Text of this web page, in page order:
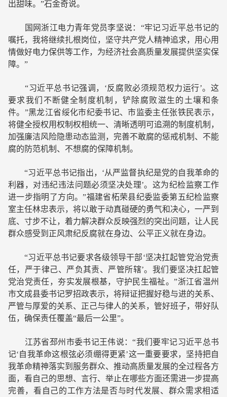
出甜味。”石金奇说。
国网浙江电力青年党员李坚说：“牢记习近平总书记的
嘱托，我将继续扎根岗位，坚守共产党人精神追求，用心用
情做好电力保供等工作，为经济社会高质量发展提供坚实保
障。”
“习近平总书记强调，‘反腐败必须规范权力运行’。这
要求我们不断健全制度机制，铲除腐败滋生的土壤和条
件。”黑龙江省绥化市纪委书记、市监委主任张铁民表示，
将健全授权用权制权相统一、清晰透明可追溯的制度机制，
加强廉洁风险隐患动态监测，完善不敢腐的惩戒机制、不能
腐的防范机制、不想腐的保障机制。
“习近平总书记指出，‘从严监督执纪是党的自我革命的
利器，对违纪违法问题必须坚决处理’。这为纪检监察工作
进一步指明了方向。”福建省柘荣县纪委监委第五纪检监察
室主任林忠表示，将以敢于动真碰硬的勇气和决心，一严到
底、寸步不让，着力解决群众反映强烈的突出问题，让人民
群众感受到正风肃纪反腐就在身边、公平正义就在身边。
“习近平总书记要求各级领导干部‘坚决扛起管党治党责
任，严于律己、严负其责、严管所辖’。我们要坚决扛起管
党治党责任，夯实发展根基，守护民生福祉。”浙江省温州
市文成县委书记罗招政表示，将辩证把握好稳与进的关系、
严管与厚爱的关系、正己与律人的关系，管好班子，带好队
伍，确保责任覆盖“最后一公里”。
江苏省邳州市委书记王伟说：“我们要牢记习近平总书
记‘自我革命这根弦必须绷得更紧’这一重要要求，坚持把自
我革命精神落实到服务群众、推动高质量发展的全过程各方
面，看自己的思想、言行、举止在哪些方面还需进一步提高
完善，看自己的工作方法是否与时代发展、群众需求相适